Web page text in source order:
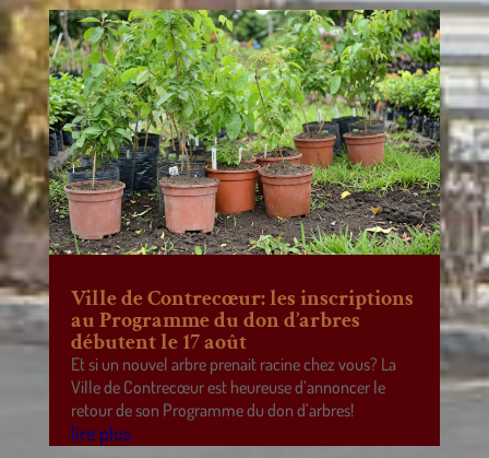
Ville de Contrecœur: les inscriptions
au Programme du don d’arbres
débutent le 17 août
Et si un nouvel arbre prenait racine chez vous? La
Ville de Contrecœur est heureuse d’annoncer le
retour de son Programme du don d’arbres!
lire plus